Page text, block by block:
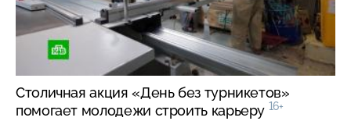
Столичная акция «День без турникетов»
помогает молодежи строить карьеру 16+